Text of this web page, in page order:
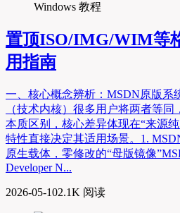
Windows 教程
置顶ISO/IMG/WIM等
用指南
一、核心概念辨析：MSDN原版系
（技术内核）很多用户将两者等
本质区别，核心差异体现在“来源
特性直接决定其适用场景。1.
原生载体，零修改的“母版镜像
Developer N...
2026-05-102.1K 阅读